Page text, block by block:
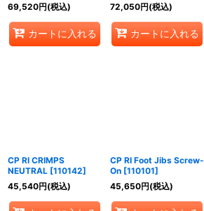
69,520円(税込)
カートに入れる
72,050円(税込)
カートに入れる
CP RI CRIMPS
NEUTRAL [110142]
45,540円(税込)
CP RI Foot Jibs Screw-
On [110101]
45,650円(税込)